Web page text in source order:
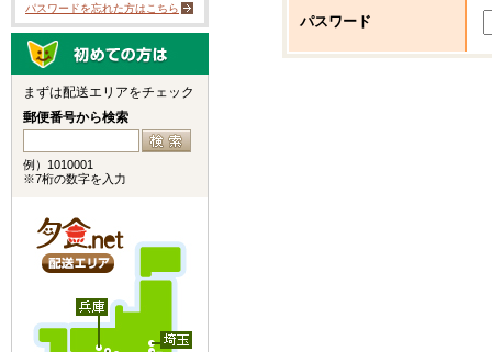
パスワード
パスワードを忘れた方はこちら
まずは配送エリアをチェック
郵便番号から検索
例）1010001
※7桁の数字を入力